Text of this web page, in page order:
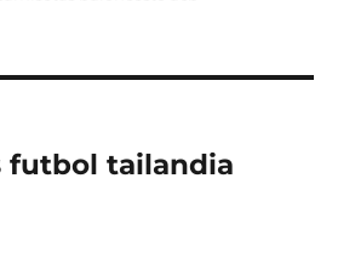
futbol tailandia